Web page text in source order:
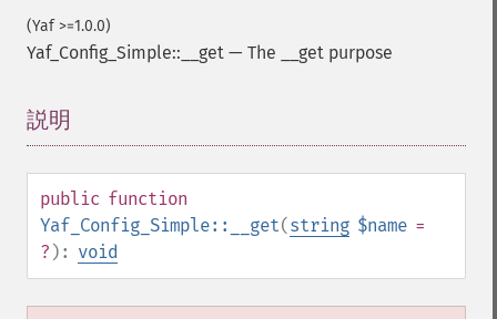
(Yaf >=1.0.0)
Yaf_Config_Simple::__get — The __get purpose
説明
public function
Yaf_Config_Simple::__get(string $name =
? ): void